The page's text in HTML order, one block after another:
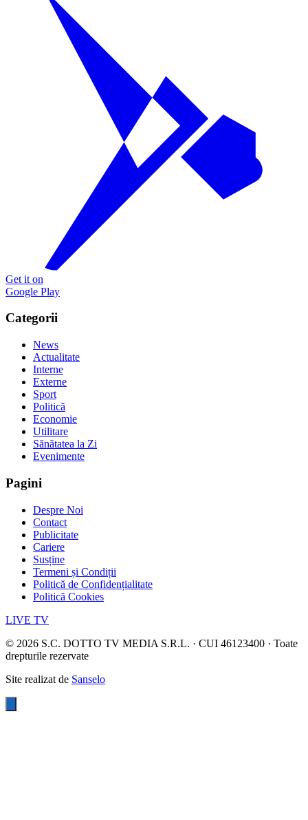
Get it on
Google Play
Categorii
News
Actualitate
Interne
Externe
Sport
Politică
Economie
Utilitare
Sănătatea la Zi
Evenimente
Pagini
Despre Noi
Contact
Publicitate
Cariere
Susține
Termeni și Condiții
Politică de Confidențialitate
Politică Cookies
LIVE TV
© 2026 S.C. DOTTO TV MEDIA S.R.L. · CUI 46123400 · Toate
drepturile rezervate
Site realizat de Sanselo